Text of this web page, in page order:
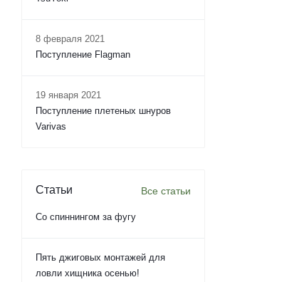
8 февраля 2021
Поступление Flagman
19 января 2021
Поступление плетеных шнуров
Varivas
Статьи Все статьи
Со спиннингом за фугу
Пять джиговых монтажей для
ловли хищника осенью!